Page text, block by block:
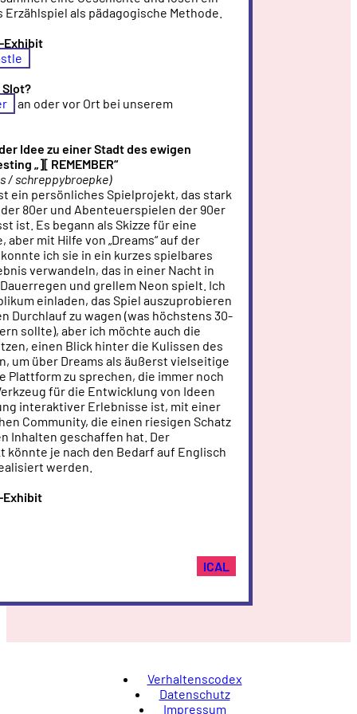
Erzählspiel als pädagogische Methode.
Exhibit
Slot?
an oder vor Ort bei unserem
Idee zu einer Stadt des ewigen
„][ REMEMBER“
/ schreppybroepke)
ein persönliches Spielprojekt, das stark
80er und Abenteuerspielen der 90er
ist. Es begann als Skizze für eine
aber mit Hilfe von „Dreams“ auf der
ich sie in ein kurzes spielbares
verwandeln, das in einer Nacht in
und grellem Neon spielt. Ich
einladen, das Spiel auszuprobieren
Durchlauf zu wagen (was höchstens 30-
sollte), aber ich möchte auch die
einen Blick hinter die Kulissen des
um über Dreams als äußerst vielseitige
Plattform zu sprechen, die immer noch
für die Entwicklung von Ideen
interaktiver Erlebnisse ist, mit einer
Community, die einen riesigen Schatz
Inhalten geschaffen hat. Der
könnte je nach den Bedarf auf Englisch
werden.
Exhibit
ICAL
Verhaltenscodex
Datenschutz
Impressum